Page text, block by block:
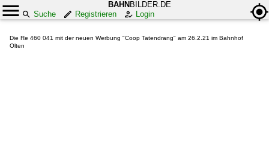
BAHN BILDER.DE
Suche
Registrieren Login
Die Re 460 041 mit der neuen Werbung "Coop Tatendrang" am 26.2.21 im Bahnhof
Olten